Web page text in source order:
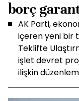
borç
AK Parti,
içeren yeni bir
Teklifte
işlet devret
ilişkin